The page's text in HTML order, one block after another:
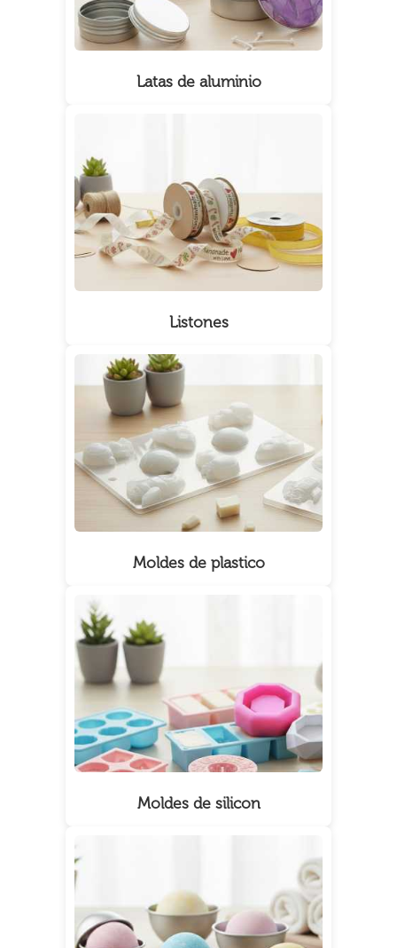
Latas de aluminio
Listones
Moldes de plastico
Moldes de silicon